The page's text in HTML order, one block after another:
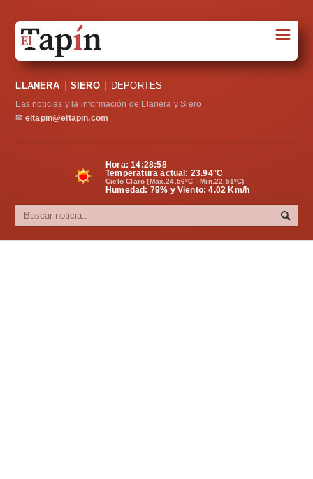
Sociedad
Política
Cultura
☰
LLANERA SIERO DEPORTES
Las noticias y la información de Llanera y Siero
✉ eltapin@eltapin.com
Hora:14:28:59
Temperatura actual: 23.94°C
Cielo Claro (Max.24.56ºC - Min.22.51ºC)
Humedad: 79% y Viento: 4.02 Km/h